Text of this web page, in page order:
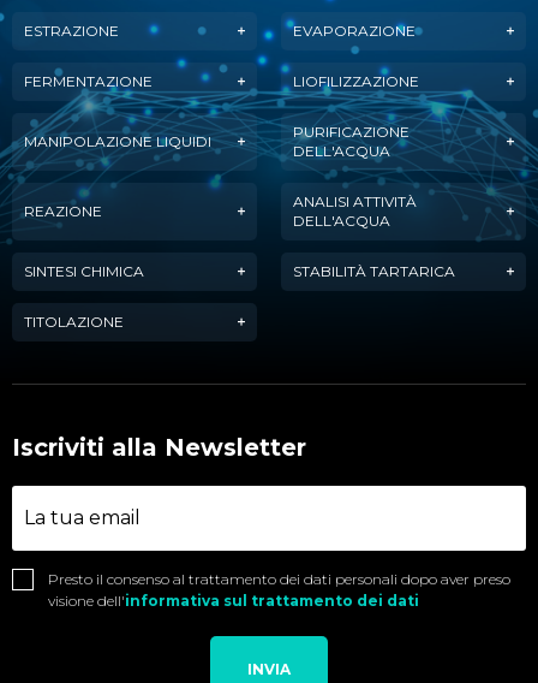
ESTRAZIONE EVAPORAZIONE
FERMENTAZIONE LIOFILIZZAZIONE
MANIPOLAZIONE LIQUIDI
PURIFICAZIONE
DELL'ACQUA
REAZIONE
ANALISI ATTIVITÀ
DELL'ACQUA
SINTESI CHIMICA STABILITÀ TARTARICA
TITOLAZIONE
Iscriviti alla Newsletter
Presto il consenso al trattamento dei dati personali dopo aver preso
visione dell'informativa sul trattamento dei dati
INVIA